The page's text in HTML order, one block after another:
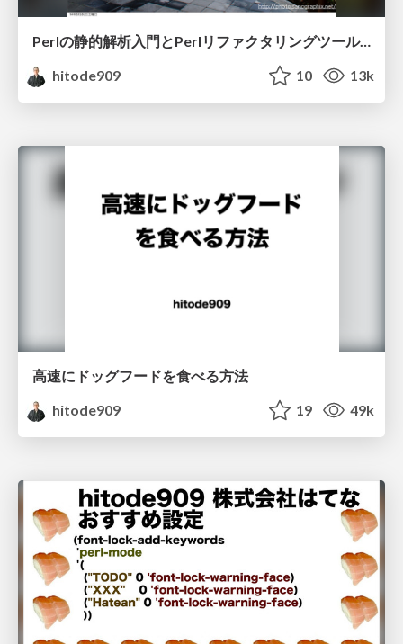
Perlの静的解析入門とPerlリファクタリングツールApp::PRTのご紹介
hitode909
10 13k
高速にドッグフードを食べる方法
hitode909
19 49k